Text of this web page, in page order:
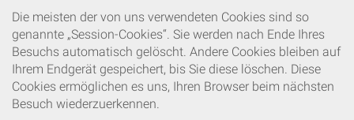
Die meisten der von uns verwendeten Cookies sind so
genannte „Session-Cookies“. Sie werden nach Ende Ihres
Besuchs automatisch gelöscht. Andere Cookies bleiben auf
Ihrem Endgerät gespeichert, bis Sie diese löschen. Diese
Cookies ermöglichen es uns, Ihren Browser beim nächsten
Besuch wiederzuerkennen.